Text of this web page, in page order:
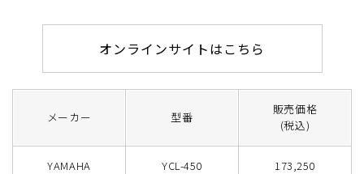
オンラインサイトはこちら
メーカー 型番
販売価格
(税込)
YAMAHA YCL-450 173,250